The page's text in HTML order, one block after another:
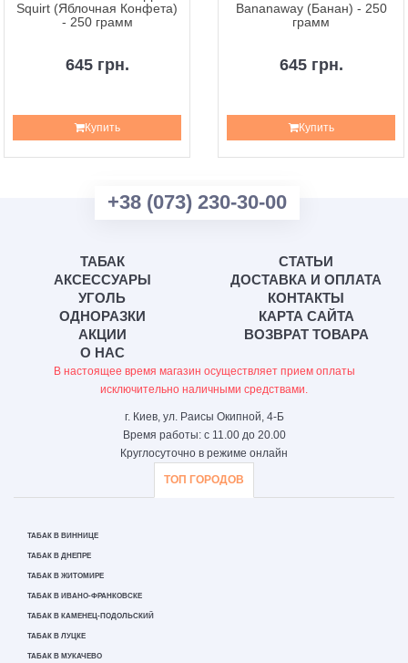
Squirt (Яблочная Конфета)
- 250 грамм
645 грн.
Купить
Bananaway (Банан) - 250
грамм
645 грн.
Купить
+38 (073) 230-30-00
ТАБАК
АКСЕССУАРЫ
УГОЛЬ
ОДНОРАЗКИ
АКЦИИ
О НАС
СТАТЬИ
ДОСТАВКА И ОПЛАТА
КОНТАКТЫ
КАРТА САЙТА
ВОЗВРАТ ТОВАРА
В настоящее время магазин осуществляет прием оплаты
исключительно наличными средствами.
г. Киев, ул. Раисы Окипной, 4-Б
Время работы: с 11.00 до 20.00
Круглосуточно в режиме онлайн
ТОП ГОРОДОВ
ТАБАК В ВИННИЦЕ
ТАБАК В ДНЕПРЕ
ТАБАК В ЖИТОМИРЕ
ТАБАК В ИВАНО-ФРАНКОВСКЕ
ТАБАК В КАМЕНЕЦ-ПОДОЛЬСКИЙ
ТАБАК В ЛУЦКЕ
ТАБАК В МУКАЧЕВО